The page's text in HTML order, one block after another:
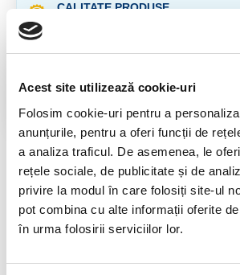
Acest site utilizează cookie-uri
Folosim cookie-uri pentru a
anunțurile, pentru a oferi funcții de
a analiza traficul. De asemenea, le
rețele sociale, de publicitate și de
privire la modul în care folosiți site-ul
pot combina cu alte informații oferite
în urma folosirii serviciilor lor.
CALITATE PRODUSE
RETURNARE PRODUSE
GARANTIE PRODUSE
pentru toate produsele
Cristal unicat. Veti primi produsul din
Pozele sunt realizate cu aparat